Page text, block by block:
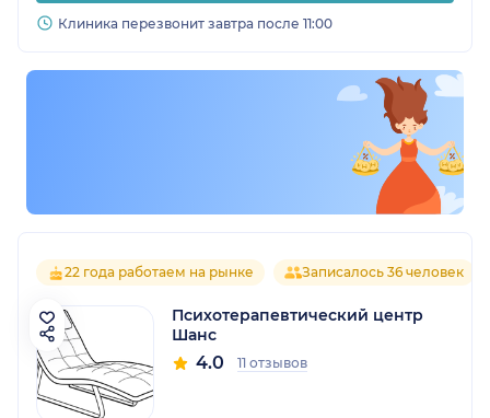
Клиника перезвонит завтра после 11:00
22 года работаем на рынке Записалось 36 человек
Психотерапевтический центр
Шанс
4.0 11 отзывов